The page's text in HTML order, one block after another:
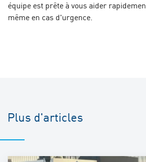
équipe est prête à vous aider
même en cas d'urgence.
Plus d'articles